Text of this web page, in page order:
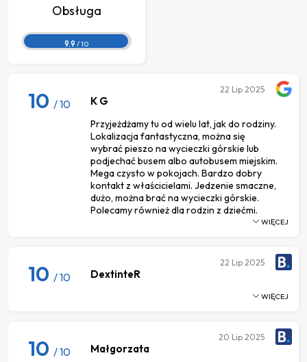
Obsługa
9.9 / 10
10 / 10 K G
Przyjeżdżamy tu od wielu lat, jak do rodziny.
Lokalizacja fantastyczna, można się
wybrać pieszo na wycieczki górskie lub
podjechać busem albo autobusem miejskim.
Mega czysto w pokojach. Bardzo dobry
kontakt z właścicielami. Jedzenie smaczne,
dużo, można brać na wycieczki górskie.
Polecamy również dla rodzin z dziećmi.
22 Lip 2025
WIĘCEJ
10 / 10 DextinteR
22 Lip 2025
WIĘCEJ
10 / 10 Małgorzata
20 Lip 2025